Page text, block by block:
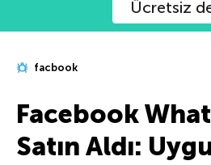
Ücretsiz
facbook
Facebook
Satın Aldı: